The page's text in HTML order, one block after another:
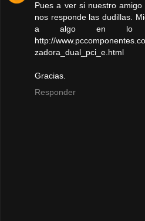
Pues a ver si nuestro
nos responde las dudillas.
a algo en lo q
http://
zadora_dual_pci_e.html
Gracias.
Responder